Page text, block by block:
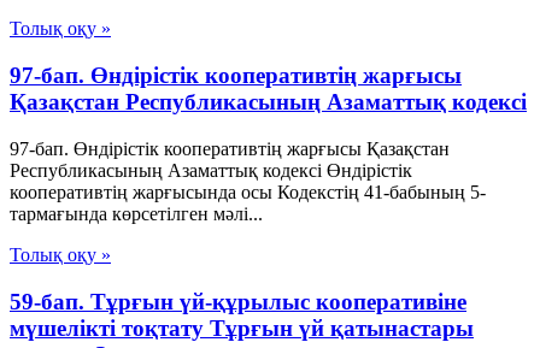
Толық оқу »
97-бап. Өндiрiстiк кооперативтiң жарғысы
Қазақстан Республикасының Азаматтық кодексi
97-бап. Өндiрiстiк кооперативтiң жарғысы Қазақстан
Республикасының Азаматтық кодексi Өндiрiстiк
кооперативтiң жарғысында осы Кодекстiң 41-бабының 5-
тармағында көрсетiлген мәлi...
Толық оқу »
59-бап. Тұрғын үй-құрылыс кооперативіне
мүшелікті тоқтату Тұрғын үй қатынастары